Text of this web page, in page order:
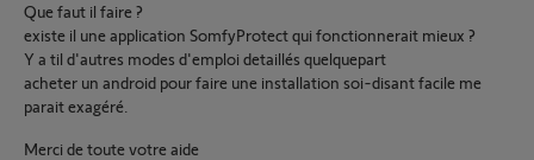
Que faut il faire ?
existe il une application SomfyProtect qui fonctionnerait mieux ?
Y a til d'autres modes d'emploi detaillés quelquepart
acheter un android pour faire une installation soi-disant facile me
parait exagéré.
Merci de toute votre aide